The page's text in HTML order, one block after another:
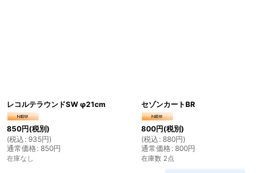
レコルテラウンドSW φ21cm
850円(税別)
(税込 : 935円)
通常価格: 850円
在庫なし
セゾンカートBR
800円(税別)
(税込 : 880円)
通常価格: 800円
在庫数 2点